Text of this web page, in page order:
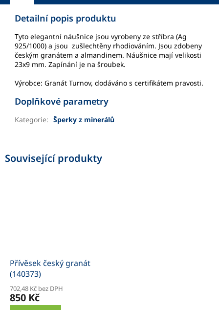
Související produkty
Přívěsek český granát
(140373)
702,48 Kč bez DPH
850 Kč
Detailní popis produktu
Tyto elegantní náušnice jsou vyrobeny ze stříbra (Ag
925/1000) a jsou zušlechtěny rhodiováním. Jsou zdobeny
českým granátem a almandinem. Náušnice mají velikosti
23x9 mm. Zapínání je na šroubek.
Výrobce: Granát Turnov, dodáváno s certifikátem pravosti.
Doplňkové parametry
Kategorie: Šperky z minerálů